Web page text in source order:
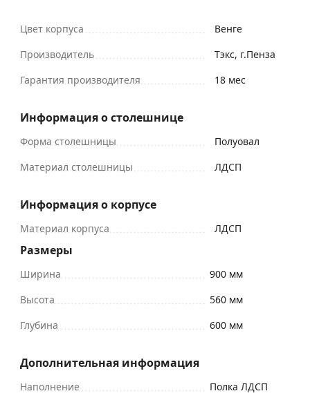
Цвет корпуса
Венге
Производитель
Тэкс, г.Пенза
Гарантия производителя
18 мес
Информация о столешнице
Форма столешницы
Полуовал
Материал столешницы
ЛДСП
Информация о корпусе
Материал корпуса ЛДСП
Размеры
Ширина
900 мм
Высота
560 мм
Глубина
600 мм
Дополнительная информация
Наполнение Полка ЛДСП